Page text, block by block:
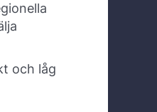
och låg